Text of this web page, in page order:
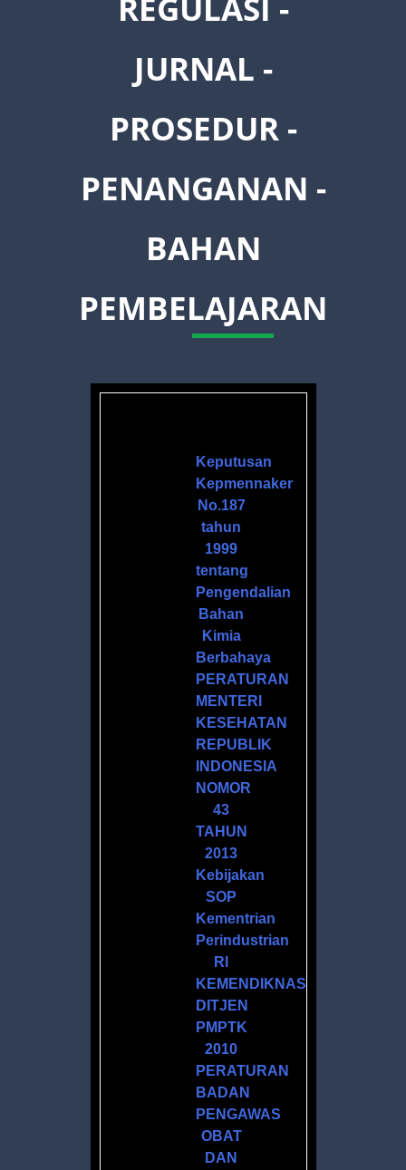
REGULASI -
JURNAL -
PROSEDUR -
PENANGANAN -
BAHAN
PEMBELAJARAN
Keputusan
Kepmennaker
No.187
tahun
1999
tentang
Pengendalian
Bahan
Kimia
Berbahaya
PERATURAN
MENTERI
KESEHATAN
REPUBLIK
INDONESIA
NOMOR
43
TAHUN
2013
Kebijakan
SOP
Kementrian
Perindustrian
RI
KEMENDIKNAS
DITJEN
PMPTK
2010
PERATURAN
BADAN
PENGAWAS
OBAT
DAN